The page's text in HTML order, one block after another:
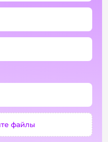
файлы